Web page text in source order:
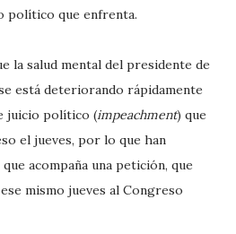
político que enfrenta.
la salud mental del presidente de
está deteriorando rápidamente
juicio político (impeachment) que
el jueves, por lo que han
acompaña una petición, que
mismo jueves al Congreso